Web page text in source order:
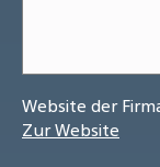
Website der
Zur Website